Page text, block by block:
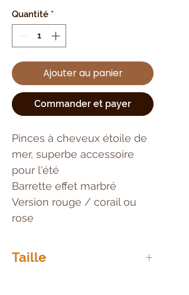
Quantité *
Ajouter au panier
Commander et payer
Pinces à cheveux étoile de
mer, superbe accessoire
pour l'été
Barrette effet marbré
Version rouge / corail ou
rose
Taille